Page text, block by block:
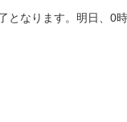
となります。明日、0